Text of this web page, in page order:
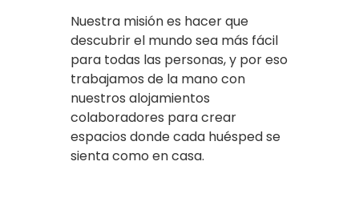
Nuestra misión es hacer que
descubrir el mundo sea más fácil
para todas las personas, y por eso
trabajamos de la mano con
nuestros alojamientos
colaboradores para crear
espacios donde cada huésped se
sienta como en casa.